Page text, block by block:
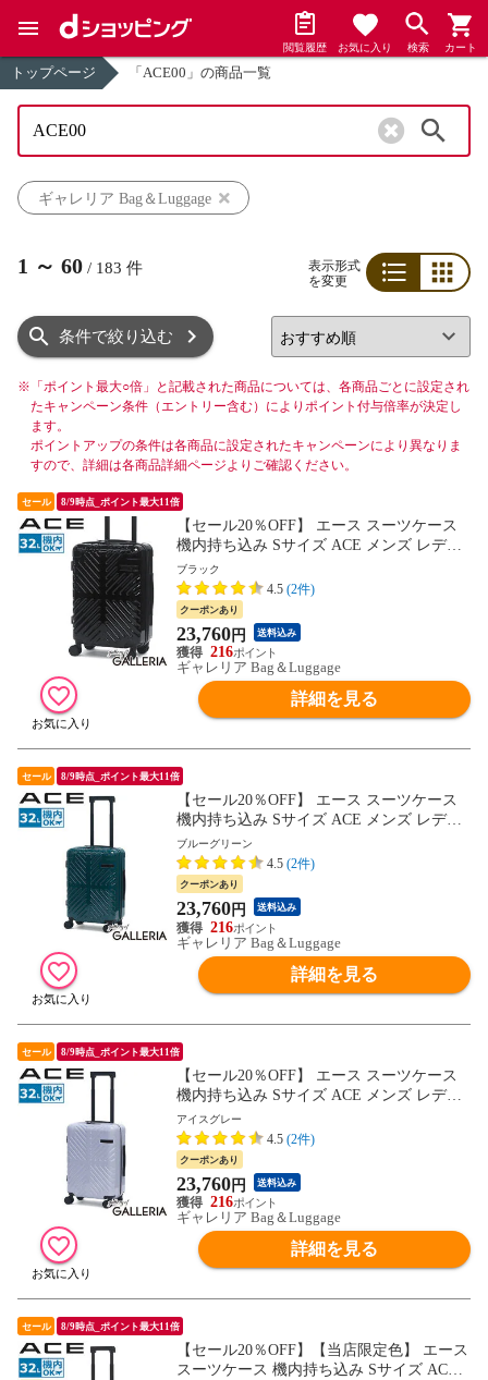
閲覧履歴 お気に入り 検索 カート
トップページ 「ACE00」の商品一覧
ギャレリア Bag＆Luggage
1 ～ 60 / 183 件
表示形式
を変更
条件で絞り込む
※ 「ポイント最大○倍」と記載された商品については、各商品ごとに設定され
たキャンペーン条件（エントリー含む）によりポイント付与倍率が決定し
ます。
ポイントアップの条件は各商品に設定されたキャンペーンにより異なりま
すので、詳細は各商品詳細ページよりご確認ください。
セール 8/9時点_ポイント最大11倍
【セール20％OFF】 エース スーツケース
機内持ち込み Sサイズ ACE メンズ レディ
ース 軽量 軽い 旅行 小型 小さめ 3泊 4泊 双
輪 TSAロック おしゃれ ファスナー 32L ラ
ディアル 06971
ブラック
4.5 (2件)
クーポンあり
23,760円 送料込み
216
ギャレリア Bag＆Luggage
詳細を見る
セール 8/9時点_ポイント最大11倍
【セール20％OFF】 エース スーツケース
機内持ち込み Sサイズ ACE メンズ レディ
ース 軽量 軽い 旅行 小型 小さめ 3泊 4泊 双
輪 TSAロック おしゃれ ファスナー 32L ラ
ディアル 06971
ブルーグリーン
4.5 (2件)
クーポンあり
23,760円 送料込み
216
ギャレリア Bag＆Luggage
詳細を見る
セール 8/9時点_ポイント最大11倍
【セール20％OFF】 エース スーツケース
機内持ち込み Sサイズ ACE メンズ レディ
ース 軽量 軽い 旅行 小型 小さめ 3泊 4泊 双
輪 TSAロック おしゃれ ファスナー 32L ラ
ディアル 06971
アイスグレー
4.5 (2件)
クーポンあり
23,760円 送料込み
216
ギャレリア Bag＆Luggage
詳細を見る
セール 8/9時点_ポイント最大11倍
【セール20％OFF】【当店限定色】 エース
スーツケース 機内持ち込み Sサイズ ACE